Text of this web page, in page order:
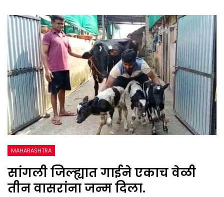
MAHARASHTRA
सांगली जिल्ह्यात गाईने एकाच वेळी
तीन वासरांना जन्म दिला.